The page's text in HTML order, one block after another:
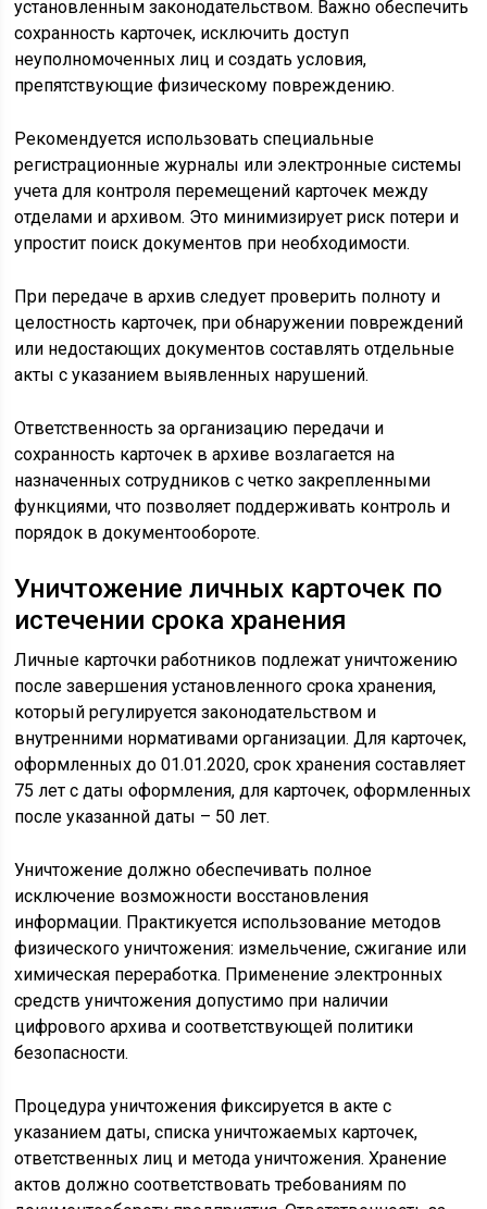
установленным законодательством. Важно обеспечить
сохранность карточек, исключить доступ
неуполномоченных лиц и создать условия,
препятствующие физическому повреждению.
Рекомендуется использовать специальные
регистрационные журналы или электронные системы
учета для контроля перемещений карточек между
отделами и архивом. Это минимизирует риск потери и
упростит поиск документов при необходимости.
При передаче в архив следует проверить полноту и
целостность карточек, при обнаружении повреждений
или недостающих документов составлять отдельные
акты с указанием выявленных нарушений.
Ответственность за организацию передачи и
сохранность карточек в архиве возлагается на
назначенных сотрудников с четко закрепленными
функциями, что позволяет поддерживать контроль и
порядок в документообороте.
Уничтожение личных карточек по
истечении срока хранения
Личные карточки работников подлежат уничтожению
после завершения установленного срока хранения,
который регулируется законодательством и
внутренними нормативами организации. Для карточек,
оформленных до 01.01.2020, срок хранения составляет
75 лет с даты оформления, для карточек, оформленных
после указанной даты – 50 лет.
Уничтожение должно обеспечивать полное
исключение возможности восстановления
информации. Практикуется использование методов
физического уничтожения: измельчение, сжигание или
химическая переработка. Применение электронных
средств уничтожения допустимо при наличии
цифрового архива и соответствующей политики
безопасности.
Процедура уничтожения фиксируется в акте с
указанием даты, списка уничтожаемых карточек,
ответственных лиц и метода уничтожения. Хранение
актов должно соответствовать требованиям по